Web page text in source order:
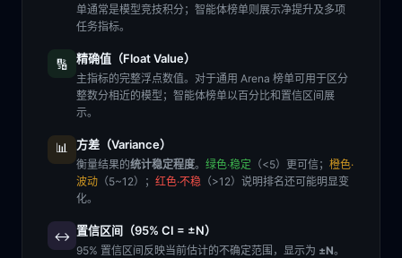
单通常是模型竞技积分；智能体榜单则展示净提升及多项
任务指标。
🔢 精确值（Float Value）
主指标的完整浮点数值。对于通用 Arena 榜单可用于区分
整数分相近的模型；智能体榜单以百分比和置信区间展
示。
📊 方差（Variance）
衡量结果的统计稳定程度。 绿色·稳定 （<5）更可信； 橙色·
波动 （5~12）； 红色·不稳 （>12）说明排名还可能明显变
化。
↔️ 置信区间（95% CI = ±N）
95% 置信区间反映当前估计的不确定范围，显示为 ±N。